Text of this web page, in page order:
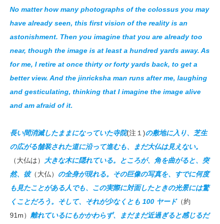
No matter how many photographs of the colossus you may
have already seen, this first vision of the reality is an
astonishment. Then you imagine that you are already too
near, though the image is at least a hundred yards away. As
for me, I retire at once thirty or forty yards back, to get a
better view. And the jinricksha man runs after me, laughing
and gesticulating, thinking that I imagine the image alive
and am afraid of it.
長い間消滅したままになっていた寺院(注１)の敷地に入り、芝生
の広がる舗装された道に沿って進むも、まだ大仏は見えない。
（大仏は）
大きな木に隠れている。ところが、角を曲がると、突
然、彼（大仏） の全身が現れる。その巨像の写真を、すでに何度
も見たことがある人でも、この実際に対面したときの光景には驚
くことだろう。そして、それが少なくとも 100 ヤード（約
91m） 離れているにもかかわらず、まだまだ近過ぎると感じるだ